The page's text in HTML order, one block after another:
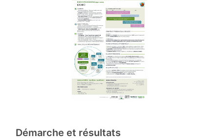
Démarche et résultats